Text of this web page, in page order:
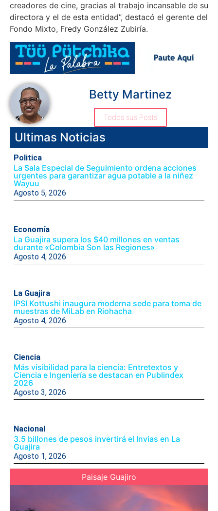
creadores de cine, gracias al trabajo incansable de su
directora y el de esta entidad”, destacó el gerente del
Fondo Mixto, Fredy González Zubiría.
Betty Martinez
Todos sus Posts
Ultimas Noticias
Politica
La Sala Especial de Seguimiento ordena acciones
urgentes para garantizar agua potable a la niñez
Wayuu
Agosto 5, 2026
Economía
La Guajira supera los $40 millones en ventas
durante «Colombia Son las Regiones»
Agosto 4, 2026
La Guajira
IPSI Kottushi inaugura moderna sede para toma de
muestras de MiLab en Riohacha
Agosto 4, 2026
Ciencia
Más visibilidad para la ciencia: Entretextos y
Ciencia e Ingeniería se destacan en Publindex
2026
Agosto 3, 2026
Nacional
3.5 billones de pesos invertirá el Invias en La
Guajira
Agosto 1, 2026
Paisaje Guajiro